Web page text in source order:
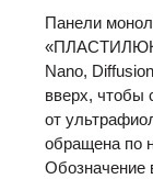
Панели
Nano,
вверх, чтобы
от
обращена по
Обозначение